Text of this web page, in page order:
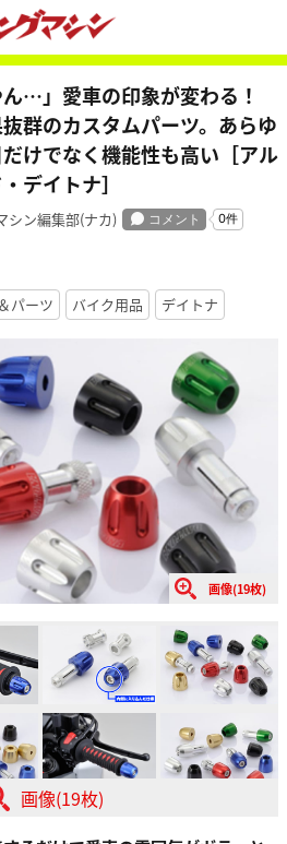
ん…」愛車の印象が変わる！
群のカスタムパーツ。あらゆ
けでなく機能性も高い［アル
デイトナ］
シン編集部(ナカ)
パーツ バイク用品 デイトナ
画像(19枚)
画像(19枚)